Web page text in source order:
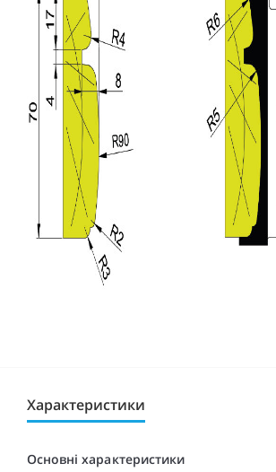
Характеристики
Основні характеристики